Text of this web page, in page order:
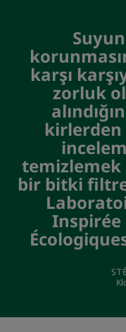
karşı
zorluk
kirlerden
bir bitki